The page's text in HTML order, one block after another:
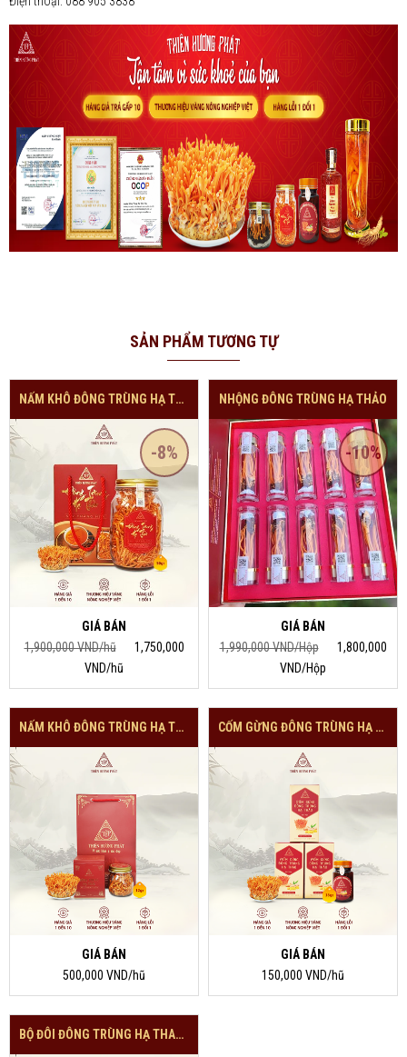
SẢN PHẨM TƯƠNG TỰ
NẤM KHÔ ĐÔNG TRÙNG HẠ THẢO 50GRAM
-8%
GIÁ BÁN
1,900,000 VND/hũ
1,750,000
VND/hũ
NHỘNG ĐÔNG TRÙNG HẠ THẢO
-10%
GIÁ BÁN
1,990,000 VND/Hộp
1,800,000
VND/Hộp
NẤM KHÔ ĐÔNG TRÙNG HẠ THẢO 12GRAM ( KÈM HỘP CỨNG CAO CẤP)
GIÁ BÁN
500,000 VND/hũ
CỐM GỪNG ĐÔNG TRÙNG HẠ THẢO 35GRAM
GIÁ BÁN
150,000 VND/hũ
BỘ ĐÔI ĐÔNG TRÙNG HẠ THAỎ KHÔ CAO CẤP(24GRAM)